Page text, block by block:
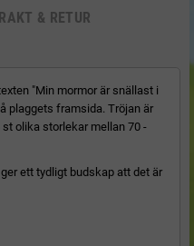
& RETUR
"Min mormor är snällast i
plaggets framsida. Tröjan är
olika storlekar mellan 70 -
ett tydligt budskap att det är